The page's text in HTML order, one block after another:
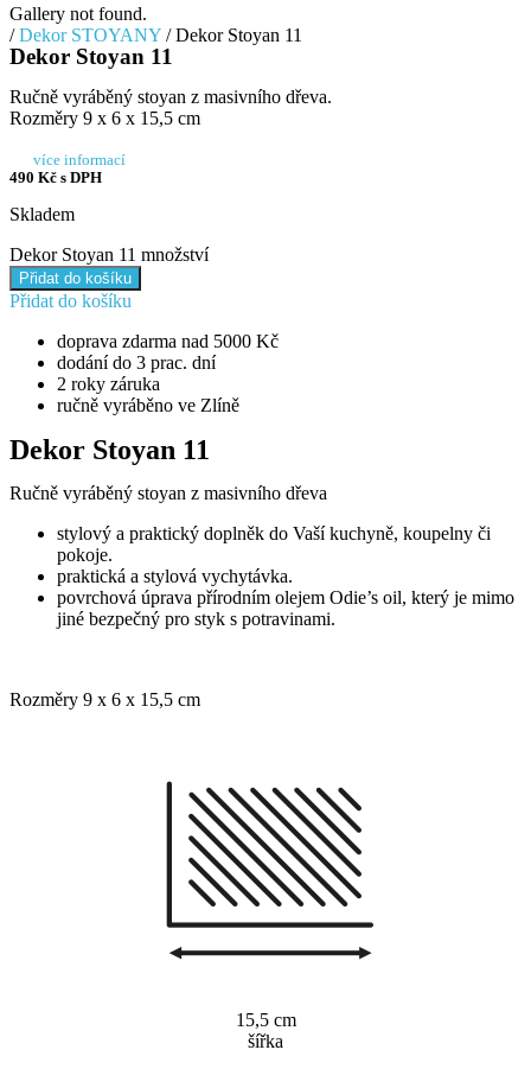
Gallery not found.
/Dekor STOYANY / Dekor Stoyan 11
Dekor Stoyan 11
Ručně vyráběný stoyan z masivního dřeva.
Rozměry 9 x 6 x 15,5 cm
více informací
490 Kč s DPH
Skladem
Dekor Stoyan 11 množství
Přidat do košíku
Přidat do košíku
doprava zdarma nad 5000 Kč
dodání do 3 prac. dní
2 roky záruka
ručně vyráběno ve Zlíně
Dekor Stoyan 11
Ručně vyráběný stoyan z masivního dřeva
stylový a praktický doplněk do Vaší kuchyně, koupelny či
pokoje.
praktická a stylová vychytávka.
povrchová úprava přírodním olejem Odie’s oil, který je mimo
jiné bezpečný pro styk s potravinami.
Rozměry 9 x 6 x 15,5 cm
15,5 cm
šířka